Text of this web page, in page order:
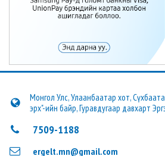
Монгол Улс, Улаанбаатар хот,
эрх"-ийн байр, Гуравдугаар давхарт
7509-1188
ergelt.mn@gmail.com